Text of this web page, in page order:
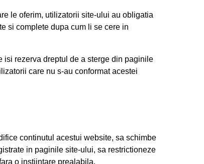
le oferim, utilizatorii site-ului au obligatia
si complete dupa cum li se cere in
isi rezerva dreptul de a sterge din paginile
care nu s-au conformat acestei
continutul acestui website, sa schimbe
in paginile site-ului, sa restrictioneze
o instiintare prealabila.